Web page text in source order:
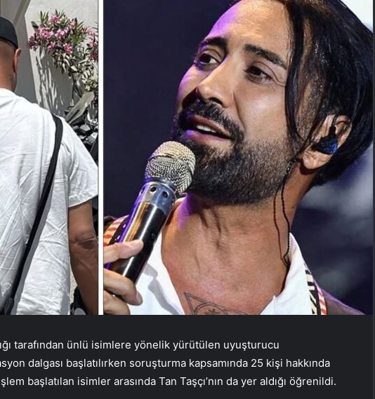
tarafından ünlü isimlere yönelik yürütülen uyuşturucu
dalgası başlatılırken soruşturma kapsamında 25 kişi hakkında
başlatılan isimler arasında Tan Taşçı’nın da yer aldığı öğrenildi.